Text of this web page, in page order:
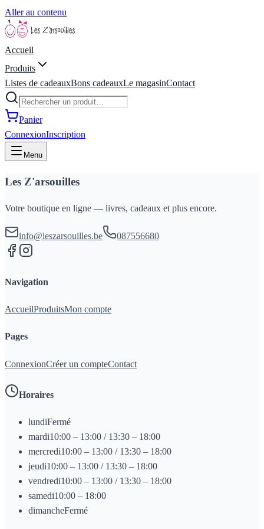
Aller au contenu
Accueil
Produits
Listes de cadeauxBons cadeauxLe magasinContact
Panier
ConnexionInscription
Menu
Les Z'arsouilles
Votre boutique en ligne — livres, cadeaux et plus encore.
info@leszarsouilles.be 087556680
Navigation
AccueilProduitsMon compte
Pages
ConnexionCréer un compteContact
Horaires
lundiFermé
mardi10:00 – 13:00 / 13:30 – 18:00
mercredi10:00 – 13:00 / 13:30 – 18:00
jeudi10:00 – 13:00 / 13:30 – 18:00
vendredi10:00 – 13:00 / 13:30 – 18:00
samedi10:00 – 18:00
dimancheFermé